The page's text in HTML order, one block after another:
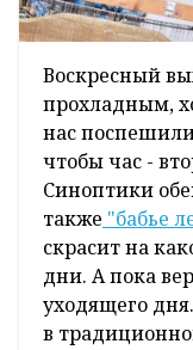
Воскресный
прохладным,
нас
чтобы час -
Синоптики
также "бабье
скрасит на
дни. А пока
уходящего
в